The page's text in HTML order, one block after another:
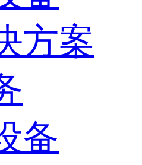
方案
备